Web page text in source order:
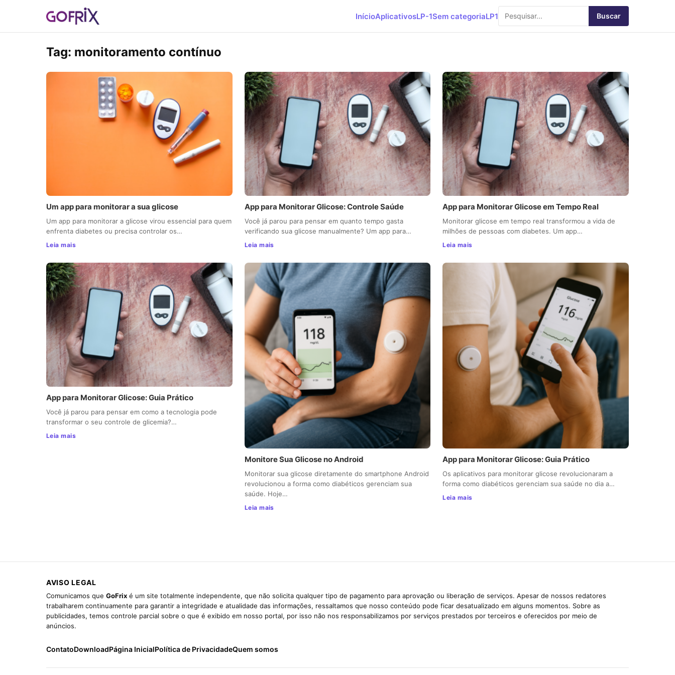
InícioAplicativosLP-1Sem categoriaLP1 Buscar
Tag: monitoramento contínuo
Um app para monitorar a sua glicose
Um app para monitorar a glicose virou essencial para quem
enfrenta diabetes ou precisa controlar os…
Leia mais
App para Monitorar Glicose: Controle Saúde
Você já parou para pensar em quanto tempo gasta
verificando sua glicose manualmente? Um app para…
Leia mais
App para Monitorar Glicose em Tempo Real
Monitorar glicose em tempo real transformou a vida de
milhões de pessoas com diabetes. Um app…
Leia mais
App para Monitorar Glicose: Guia Prático
Você já parou para pensar em como a tecnologia pode
transformar o seu controle de glicemia?…
Leia mais
Monitore Sua Glicose no Android
Monitorar sua glicose diretamente do smartphone Android
revolucionou a forma como diabéticos gerenciam sua
saúde. Hoje…
Leia mais
App para Monitorar Glicose: Guia Prático
Os aplicativos para monitorar glicose revolucionaram a
forma como diabéticos gerenciam sua saúde no dia a…
Leia mais
AVISO LEGAL
Comunicamos que GoFrix é um site totalmente independente, que não solicita qualquer tipo de pagamento para aprovação ou liberação de serviços. Apesar de nossos redatores
trabalharem continuamente para garantir a integridade e atualidade das informações, ressaltamos que nosso conteúdo pode ficar desatualizado em alguns momentos. Sobre as
publicidades, temos controle parcial sobre o que é exibido em nosso portal, por isso não nos responsabilizamos por serviços prestados por terceiros e oferecidos por meio de
anúncios.
ContatoDownloadPágina InicialPolítica de PrivacidadeQuem somos